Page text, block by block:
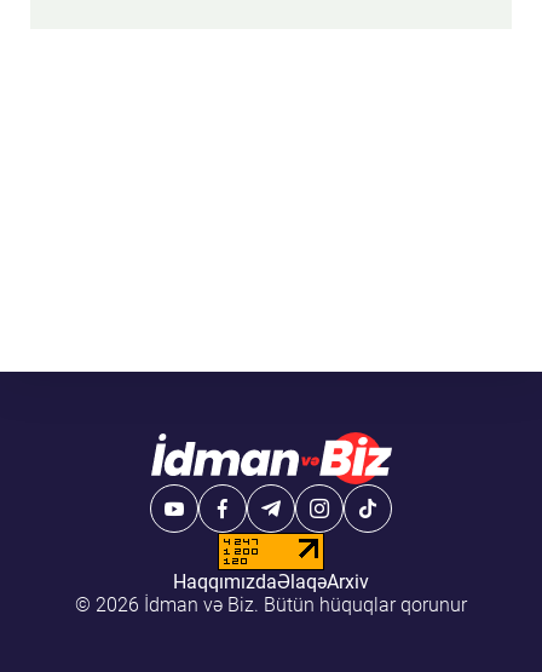
HaqqımızdaƏlaqəArxiv
© 2026 İdman və Biz. Bütün hüquqlar qorunur